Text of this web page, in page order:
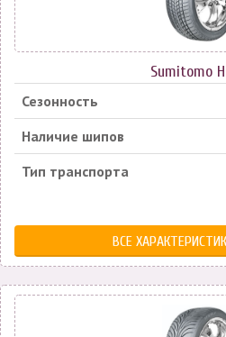
Sumitomo
Сезонность
Наличие шипов
Тип транспорта
ВСЕ